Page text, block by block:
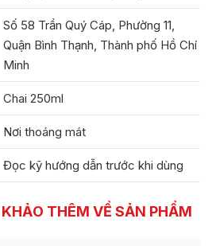
Số 58 Trần Quý Cáp, Phường 11,
Quận Bình Thạnh, Thành phố Hồ Chí
Minh
Chai 250ml
Nơi thoáng mát
Đọc kỹ hướng dẫn trước khi dùng
THÊM VỀ SẢN PHẨM